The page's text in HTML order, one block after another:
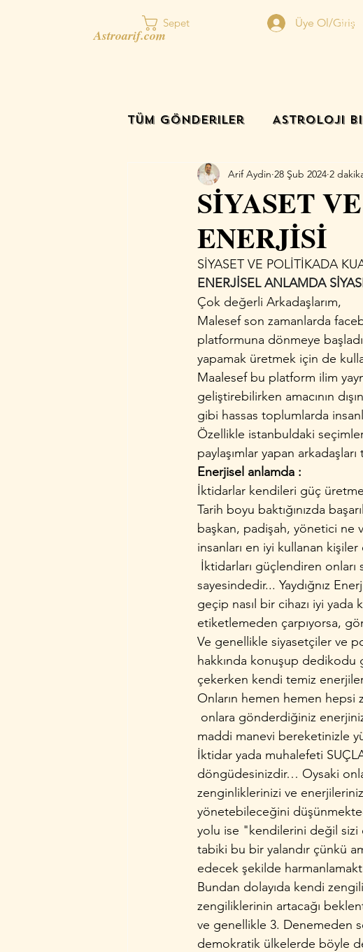
Astroarif.com
Ana
Sepet Üye Ol/Giriş
Tüm Gönderiler Astroloji
SİYASET
ENERJİSİ
Arif Aydin 28 Şub 2024 2
SİYASET VE POLİTİKADA
ENERJİSEL ANLAMDA
Çok değerli Arkadaşlarım,
Malesef son zamanlarda
platformuna dönmeye
yapamak üretmek için de
Maalesef bu platform ilim
geliştirebilirken amacının
gibi hassas toplumlarda
Özellikle istanbuldaki
paylaşımlar yapan
Enerjisel anlamda :
İktidarlar kendileri güç
Tarih boyu baktığınızda
başkan, padişah, yönetici ne
insanları en iyi kullanan
İktidarları güçlendiren
sayesindedir... Yaydığnız
geçip nasıl bir cihazı iyi yada
etiketlemeden çarpıyorsa,
Ve genellikle siyasetçiler ve
hakkında konuşup dedikodu
çekerken kendi temiz
Onların hemen hemen
onlara gönderdiğiniz
maddi manevi bereketinizle
İktidar yada muhalefeti
döngüdesinizdir… Oysaki
zenginliklerinizi ve
yönetebileceğini
yolu ise "kendilerini değil sizi
tabiki bu bir yalandır çünkü
edecek şekilde
Bundan dolayıda kendi
zengiliklerinin artacağı
ve genellikle 3. Denemeden
demokratik ülkelerde böyle